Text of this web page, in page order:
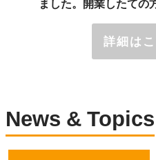
ました。開業したての
詳細は
News & Topics